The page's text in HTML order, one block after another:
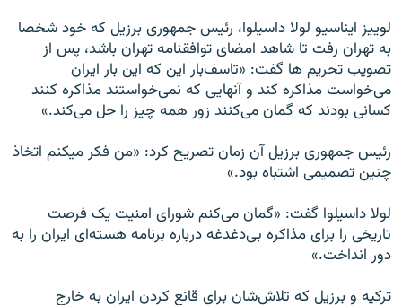
لوييز ايناسيو لولا داسيلوا، رئيس جمهوری برزيل که خود شخصا
به تهران رفت تا شاهد امضای توافقنامه تهران باشد، پس از
تصويب تحريم ها گفت: «تاسف‌بار اين که اين بار ايران
می‌خواست مذاکره کند و آنهايی که نمی‌خواستند مذاکره کنند
کسانی بودند که گمان می‌کنند زور همه چيز را حل می‌کند.»
رئيس جمهوری برزيل آن زمان تصريح کرد: «من فکر ميکنم اتخاذ
چنين تصميمی اشتباه بود.»
لولا داسيلوا گفت: «گمان می‌کنم شورای امنيت يک فرصت
تاريخی را برای مذاکره بی‌دغدغه درباره برنامه هسته‌ای ايران را به
دور انداخت.»
ترکيه و برزيل که تلاش‌شان برای قانع کردن ايران به خارج